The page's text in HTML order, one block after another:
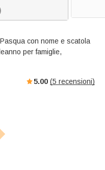
con nome e scatola
per famiglie,
5.00 (5 recensioni)